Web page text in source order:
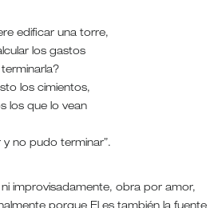
edificar una torre,
los gastos
los cimientos,
los que lo vean
y no pudo terminar”.
improvisadamente, obra por amor,